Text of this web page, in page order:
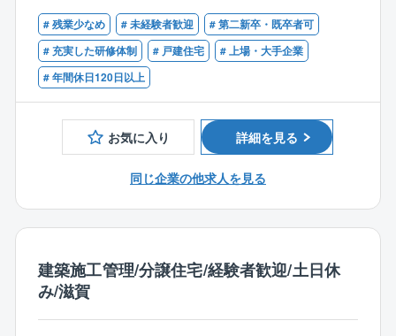
など様々なバックグランドをもっている社員が活躍し
ています（機械系はもちろん、土木系出身者も）
■本ポジションの魅力
・ 多彩なプラント案件に携わることができる化学分野
に限らず、電子材料・塗料・火薬など幅広い業界の設
備案件を担当。豊富な経験を積みながら技術領域を広
・エンジニアとして大きく成長できる環境近年は旭化
成グループ外の案件も増加しており、様々な顧客ニー
ズや課題解決に携わる機会があります。プロジェクト
す。
・設計・施工管理の両方を経験することも可能設計の
「百邸百様」の住まいづくり。お客様とじっくり向き
合い、お客様の生活スタイルやイメージを的確に捉
え、アイデアを練り、カタチにします。
一条工務店の設計職が担当する案件は、年に25～35件
ほど。
5～6回の打合せを重ね、2ヶ月程かけてプランを企画し
ていくので、お客様がとても身近に感じられます。
ランの企画/製図、敷地調査、建築確認等各種申請等業
注文住宅の為、定型的なパターンはございません。
お客様と何度も打合せを繰り返す中から、お客様が考
えている漠然としたイメージをカタチにして頂く仕事
です。
# 残業少なめ # 未経験者歓迎
# 第二新卒・既卒者可
# 充実した研修体制
# 戸建住宅
# 上場・大手企業
# 年間休日120日以上
お気に入り 詳細を見る
同じ企業の他求人を見る
建築施工管理/分譲住宅/経験者歓迎/土日休
み/滋賀